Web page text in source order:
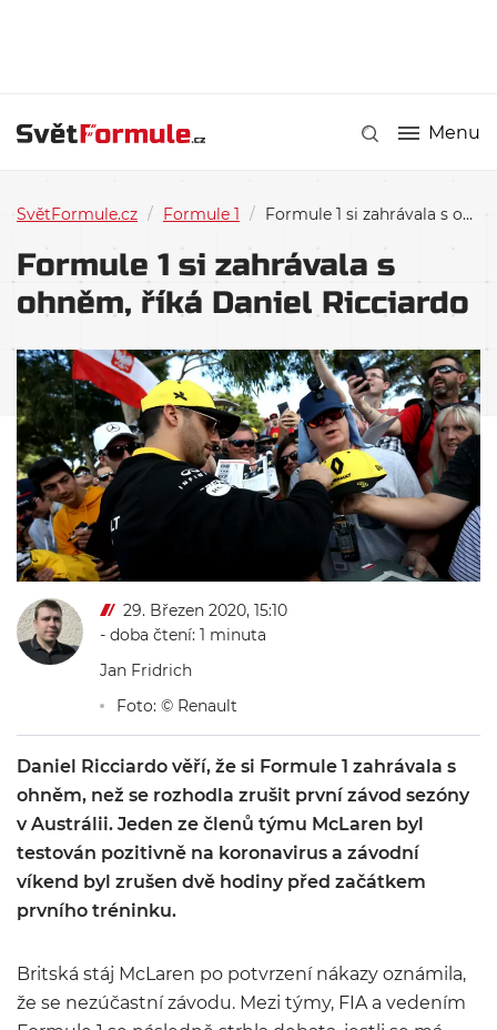
Menu
SvětFormule.cz / Formule 1 / Formule 1 si zahrávala s ohněm, říká Daniel Ricciardo
Formule 1 si zahrávala s
ohněm, říká Daniel Ricciardo
29. Březen 2020, 15:10
- doba čtení: 1 minuta
Jan Fridrich
Foto: © Renault
Daniel Ricciardo věří, že si Formule 1 zahrávala s
ohněm, než se rozhodla zrušit první závod sezóny
v Austrálii. Jeden ze členů týmu McLaren byl
testován pozitivně na koronavirus a závodní
víkend byl zrušen dvě hodiny před začátkem
prvního tréninku.
Britská stáj McLaren po potvrzení nákazy oznámila,
že se nezúčastní závodu. Mezi týmy, FIA a vedením